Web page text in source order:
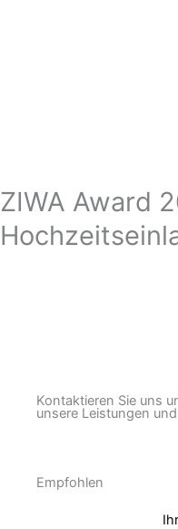
ZIWA Award
Kontaktieren Sie uns
unsere Leistungen
Empfohlen